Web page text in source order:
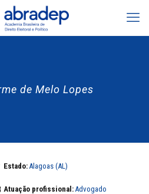
ferramentas
de Melo Lopes
Estado:Alagoas (AL)
Atuação profissional:Advogado